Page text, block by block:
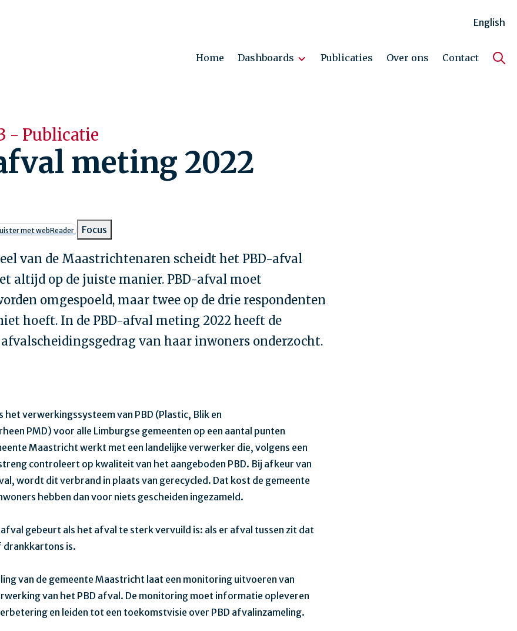
English
Home Dashboards Publicaties Over ons Contact
- Publicatie
meting 2022
met webReader Focus
van de Maastrichtenaren scheidt het PBD-afval
altijd op de juiste manier. PBD-afval moet
omgespoeld, maar twee op de drie respondenten
hoeft. In de PBD-afval meting 2022 heeft de
van haar inwoners onderzocht.
het verwerkingssysteem van PBD (Plastic, Blik en
PMD) voor alle Limburgse gemeenten op een aantal punten
Maastricht werkt met een landelijke verwerker die, volgens een
controleert op kwaliteit van het aangeboden PBD. Bij afkeur van
wordt dit verbrand in plaats van gerecycled. Dat kost de gemeente
hebben dan voor niets gescheiden ingezameld.
gebeurt als het afval te sterk vervuild is: als er afval tussen zit dat
drankkartons is.
van de gemeente Maastricht laat een monitoring uitvoeren van
van het PBD afval. De monitoring moet informatie opleveren
en leiden tot een toekomstvisie over PBD afvalinzameling.